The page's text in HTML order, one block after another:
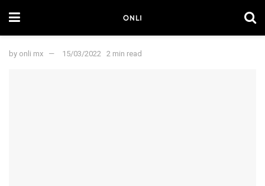
by onli mx 15/03/2022 2 min read